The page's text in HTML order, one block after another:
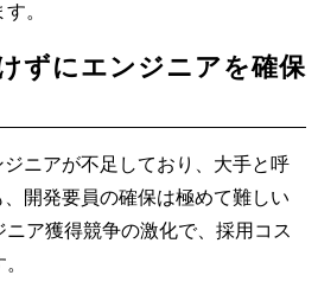
。
ずにエンジニアを確保
ニアが不足しており、大手と呼
開発要員の確保は極めて難しい
ア獲得競争の激化で、採用コス